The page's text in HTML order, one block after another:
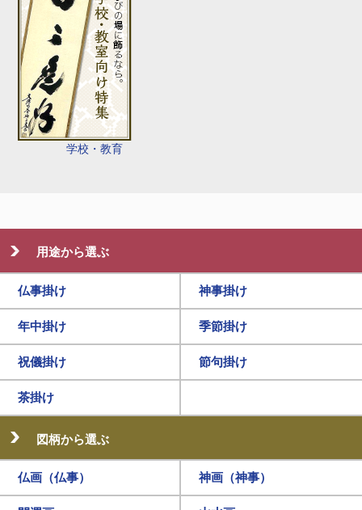
学校・教育
用途から選ぶ
仏事掛け 神事掛け
年中掛け 季節掛け
祝儀掛け 節句掛け
茶掛け
図柄から選ぶ
仏画（仏事） 神画（神事）